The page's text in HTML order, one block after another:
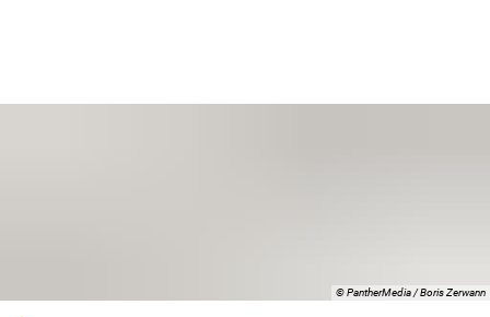
© PantherMedia / Boris Zerwann